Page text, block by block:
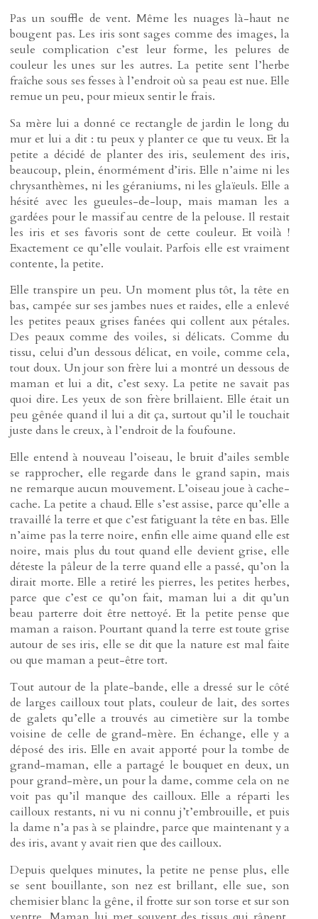
Pas un souffle de vent. Même les nuages là-haut ne
bougent pas. Les iris sont sages comme des images, la
seule complication c’est leur forme, les pelures de
couleur les unes sur les autres. La petite sent l’herbe
fraîche sous ses fesses à l’endroit où sa peau est nue. Elle
remue un peu, pour mieux sentir le frais.
Sa mère lui a donné ce rectangle de jardin le long du
mur et lui a dit : tu peux y planter ce que tu veux. Et la
petite a décidé de planter des iris, seulement des iris,
beaucoup, plein, énormément d’iris. Elle n’aime ni les
chrysanthèmes, ni les géraniums, ni les glaïeuls. Elle a
hésité avec les gueules-de-loup, mais maman les a
gardées pour le massif au centre de la pelouse. Il restait
les iris et ses favoris sont de cette couleur. Et voilà !
Exactement ce qu’elle voulait. Parfois elle est vraiment
contente, la petite.
Elle transpire un peu. Un moment plus tôt, la tête en
bas, campée sur ses jambes nues et raides, elle a enlevé
les petites peaux grises fanées qui collent aux pétales.
Des peaux comme des voiles, si délicats. Comme du
tissu, celui d’un dessous délicat, en voile, comme cela,
tout doux. Un jour son frère lui a montré un dessous de
maman et lui a dit, c’est sexy. La petite ne savait pas
quoi dire. Les yeux de son frère brillaient. Elle était un
peu gênée quand il lui a dit ça, surtout qu’il le touchait
juste dans le creux, à l’endroit de la foufoune.
Elle entend à nouveau l’oiseau, le bruit d’ailes semble
se rapprocher, elle regarde dans le grand sapin, mais
ne remarque aucun mouvement. L’oiseau joue à cache-
cache. La petite a chaud. Elle s’est assise, parce qu’elle a
travaillé la terre et que c’est fatiguant la tête en bas. Elle
n’aime pas la terre noire, enfin elle aime quand elle est
noire, mais plus du tout quand elle devient grise, elle
déteste la pâleur de la terre quand elle a passé, qu’on la
dirait morte. Elle a retiré les pierres, les petites herbes,
parce que c’est ce qu’on fait, maman lui a dit qu’un
beau parterre doit être nettoyé. Et la petite pense que
maman a raison. Pourtant quand la terre est toute grise
autour de ses iris, elle se dit que la nature est mal faite
ou que maman a peut-être tort.
Tout autour de la plate-bande, elle a dressé sur le côté
de larges cailloux tout plats, couleur de lait, des sortes
de galets qu’elle a trouvés au cimetière sur la tombe
voisine de celle de grand-mère. En échange, elle y a
déposé des iris. Elle en avait apporté pour la tombe de
grand-maman, elle a partagé le bouquet en deux, un
pour grand-mère, un pour la dame, comme cela on ne
voit pas qu’il manque des cailloux. Elle a réparti les
cailloux restants, ni vu ni connu j’t’embrouille, et puis
la dame n’a pas à se plaindre, parce que maintenant y a
des iris, avant y avait rien que des cailloux.
Depuis quelques minutes, la petite ne pense plus, elle
se sent bouillante, son nez est brillant, elle sue, son
chemisier blanc la gêne, il frotte sur son torse et sur son